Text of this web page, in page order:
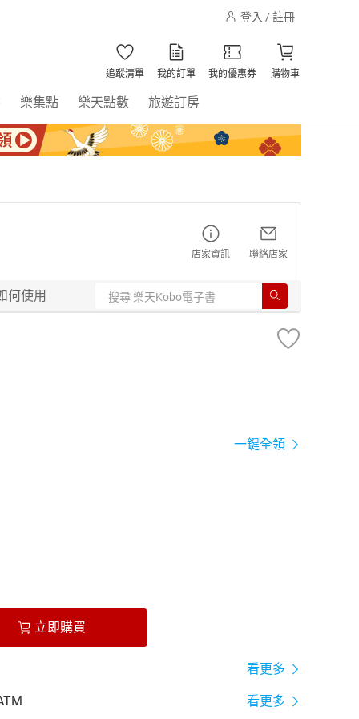
登入 / 註冊
追蹤清單 我的訂單 我的優惠券 購物車
樂集點 樂天點數 旅遊訂房
店家資訊 聯絡店家
何使用
一鍵全領
立即購買
看更多
看更多